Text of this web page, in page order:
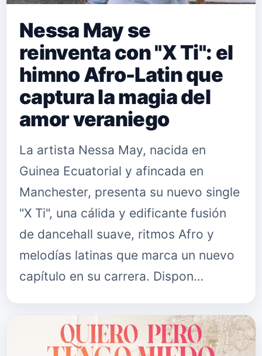
Nessa May se
reinventa con "X Ti": el
himno Afro-Latin que
captura la magia del
amor veraniego
La artista Nessa May, nacida en
Guinea Ecuatorial y afincada en
Manchester, presenta su nuevo single
"X Ti", una cálida y edificante fusión
de dancehall suave, ritmos Afro y
melodías latinas que marca un nuevo
capítulo en su carrera. Dispon…